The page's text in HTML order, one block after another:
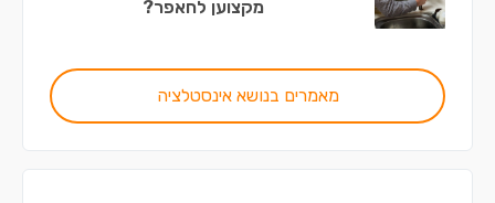
מקצוען לחאפר?
מאמרים בנושא אינסטלציה